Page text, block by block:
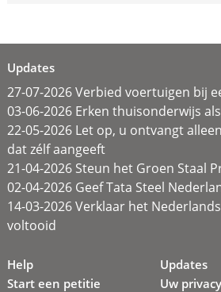
Updates
27-07-2026 Verbied voertuigen bij
03-06-2026 Erken thuisonderwijs
22-05-2026 Let op, u ontvangt
dat zélf aangeeft
21-04-2026 Steun het Groen Staal
02-04-2026 Geef Tata Steel
14-03-2026 Verklaar het
voltooid
Help
Start een petitie
Updates
Uw privacy